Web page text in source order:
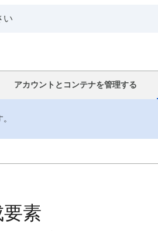
アカウントとコンテナを管理する
素